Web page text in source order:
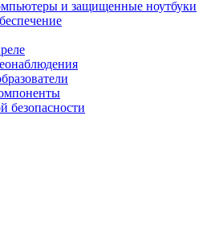
и защищенные ноутбуки
безопасности